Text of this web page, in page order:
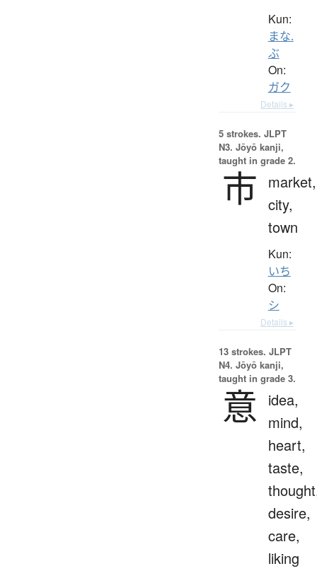
Kun:
まな.
ぶ
On:
ガク
Details ▸
5 strokes. JLPT
N3. Jōyō kanji,
taught in grade 2.
市
market,
city,
town
Kun:
いち
On:
シ
Details ▸
13 strokes. JLPT
N4. Jōyō kanji,
taught in grade 3.
意
idea,
mind,
heart,
taste,
desire,
care,
liking